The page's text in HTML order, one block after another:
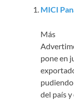
MICI
Más
pone en
del país y